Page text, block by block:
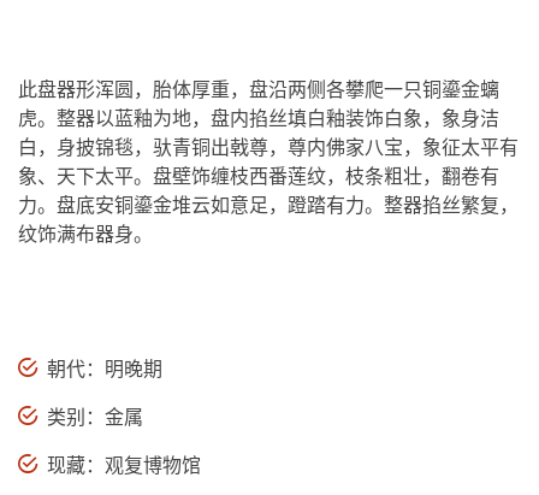
此盘器形浑圆，胎体厚重，盘沿两侧各攀爬一只铜鎏金螭
虎。整器以蓝釉为地，盘内掐丝填白釉装饰白象，象身洁
白，身披锦毯，驮青铜出戟尊，尊内佛家八宝，象征太平有
象、天下太平。盘壁饰缠枝西番莲纹，枝条粗壮，翻卷有
力。盘底安铜鎏金堆云如意足，蹬踏有力。整器掐丝繁复，
纹饰满布器身。
朝代：明晚期
类别：金属
现藏：观复博物馆